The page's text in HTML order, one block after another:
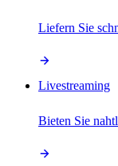
Liefern Sie
Livestreaming
Bieten Sie